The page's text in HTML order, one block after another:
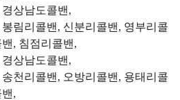
상남도콜밴,
림리콜밴, 신분리콜밴, 영부리콜
, 침점리콜밴,
상남도콜밴,
천리콜밴, 오방리콜밴, 용태리콜
,